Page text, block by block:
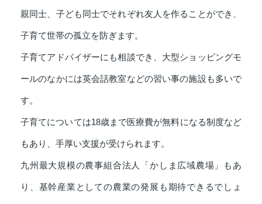
親同士、子ども同士でそれぞれ友人を作ることができ、
子育て世帯の孤立を防ぎます。
子育てアドバイザーにも相談でき、大型ショッピングモ
ールのなかには英会話教室などの習い事の施設も多いで
す。
子育てについては18歳まで医療費が無料になる制度など
もあり、手厚い支援が受けられます。
九州最大規模の農事組合法人「かしま広域農場」もあ
り、基幹産業としての農業の発展も期待できるでしょ